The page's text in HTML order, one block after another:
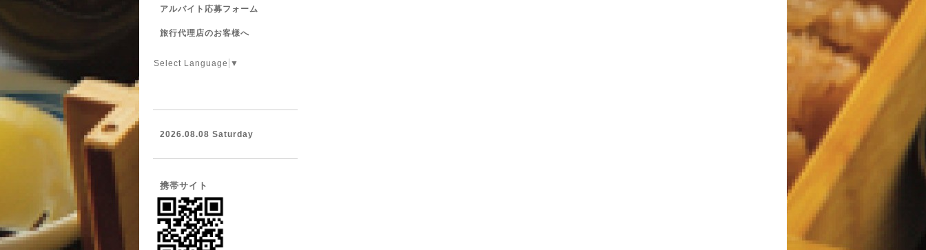
アルバイト応募フォーム
旅行代理店のお客様へ
Select Language ▼
2026.08.08 Saturday
携帯サイト